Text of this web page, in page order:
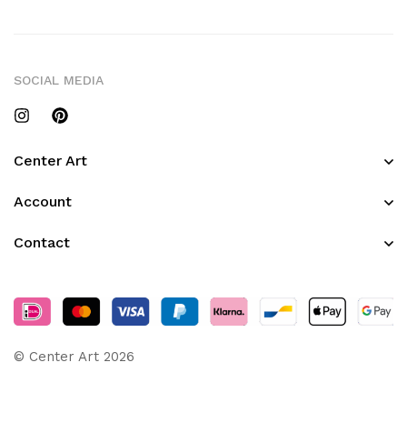
Center Art
Account
Contact
SOCIAL MEDIA
© Center Art 2026